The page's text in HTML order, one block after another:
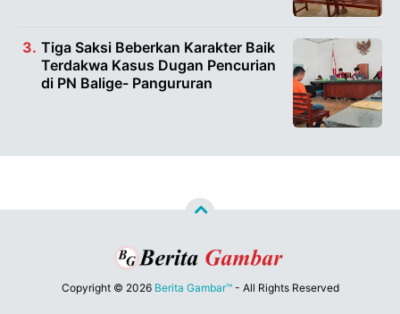
Tiga Saksi Beberkan Karakter Baik
Terdakwa Kasus Dugan Pencurian
di PN Balige- Pangururan
Copyright © 2026 Berita Gambar™- All Rights Reserved